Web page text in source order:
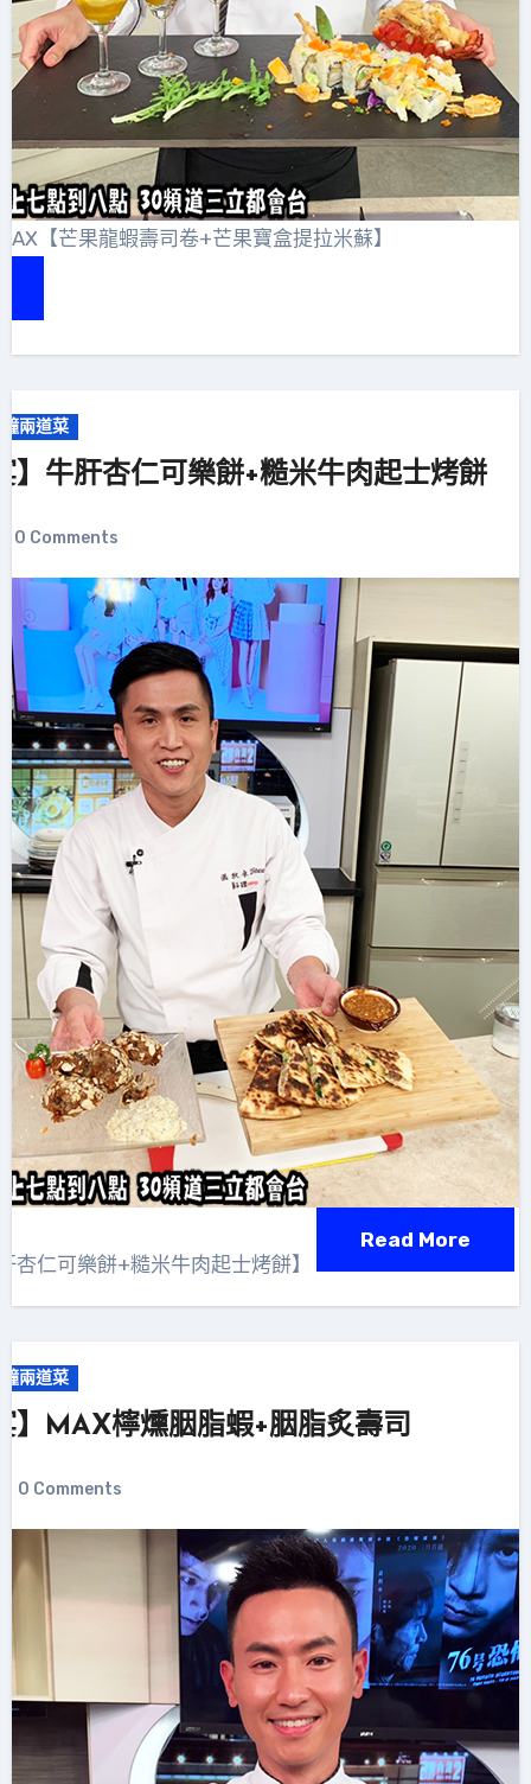
【芒果龍蝦壽司卷+芒果寶盒提拉米蘇】
兩道菜
】牛肝杏仁可樂餅+糙米牛肉起士烤餅
0 Comments
杏仁可樂餅+糙米牛肉起士烤餅】
Read More
兩道菜
】MAX檸燻胭脂蝦+胭脂炙壽司
0 Comments